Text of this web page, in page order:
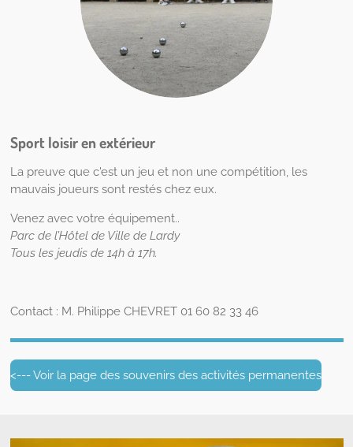
Sport loisir en extérieur
La preuve que c'est un jeu et non une compétition, les
mauvais joueurs sont restés chez eux.
Venez avec votre équipement..
Parc de l’Hôtel de Ville de Lardy
Tous les jeudis de 14h à 17h.
Contact : M. Philippe CHEVRET 01 60 82 33 46
<--- Voir la page des souvenirs des activités permanentes